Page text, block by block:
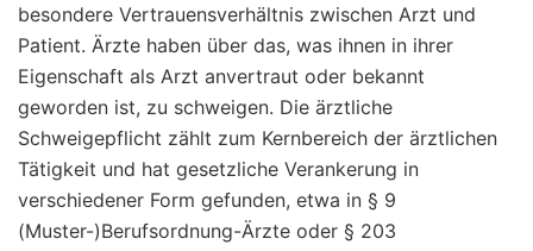
besondere Vertrauensverhältnis zwischen Arzt und
Patient. Ärzte haben über das, was ihnen in ihrer
Eigenschaft als Arzt anvertraut oder bekannt
geworden ist, zu schweigen. Die ärztliche
Schweigepflicht zählt zum Kernbereich der ärztlichen
Tätigkeit und hat gesetzliche Verankerung in
verschiedener Form gefunden, etwa in § 9
(Muster-)Berufsordnung-Ärzte oder § 203